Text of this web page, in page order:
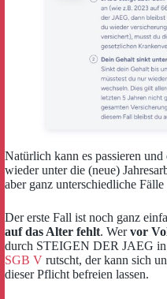
Natürlich kann es passieren
wieder unter die (neue)
aber ganz unterschiedliche Fälle
Der erste Fall ist noch ganz
auf das Alter fehlt. Wervor
durch STEIGEN DER JAEG in
SGB V rutscht, der kann sich
dieser Pflicht befreien lassen.